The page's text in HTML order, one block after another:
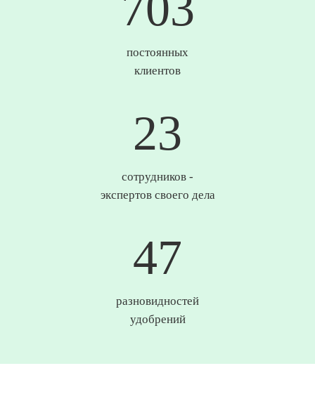
постоянных
клиентов
24
сотрудников -
экспертов своего дела
49
разновидностей
удобрений